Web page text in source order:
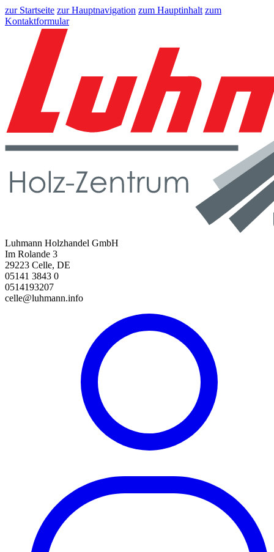
zur Startseite zur Hauptnavigation zum Hauptinhalt zum
Kontaktformular
Luhmann Holzhandel GmbH
Im Rolande 3
29223 Celle, DE
05141 3843 0
0514193207
celle@luhmann.info